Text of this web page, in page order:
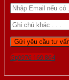
Gọi 0976.169.864